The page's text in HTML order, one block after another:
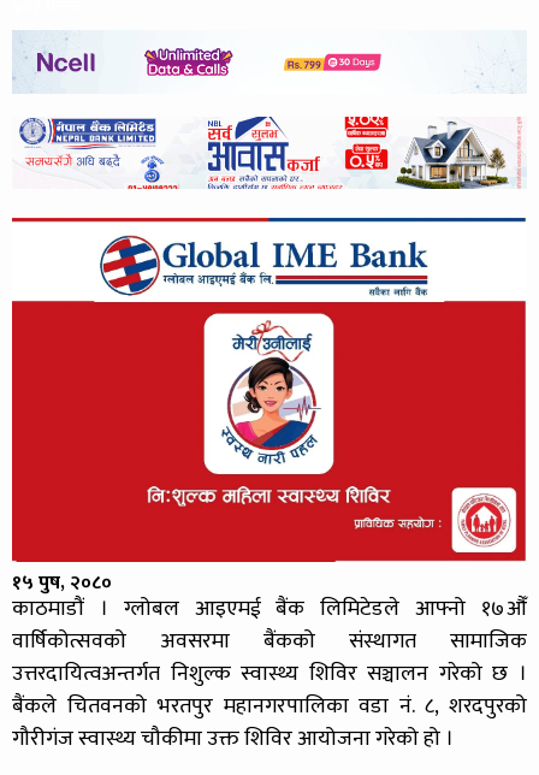
१५ पुष, २०८०
काठमाडौं । ग्लोबल आइएमई बैंक लिमिटेडले आफ्नो १७औँ
वार्षिकोत्सवको अवसरमा बैंकको संस्थागत सामाजिक
उत्तरदायित्वअन्तर्गत निशुल्क स्वास्थ्य शिविर सञ्चालन गरेको छ ।
बैंकले चितवनको भरतपुर महानगरपालिका वडा नं. ८, शरदपुरको
गौरीगंज स्वास्थ्य चौकीमा उक्त शिविर आयोजना गरेको हो ।